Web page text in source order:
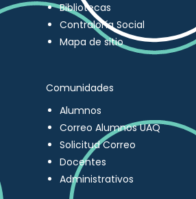
Bibliotecas
Contraloría Social
Mapa de sitio
Comunidades
Alumnos
Correo Alumnos UAQ
Solicitud Correo
Docentes
Administrativos